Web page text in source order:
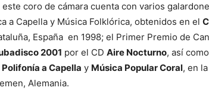
este coro de cámara cuenta con varios
a Capella y Música Folklórica, obtenidos en el
España en 1998; el Primer Premio de
2001 por el CD Aire Nocturno, así
Polifonía a Capella y Música Popular Coral, en la
Alemania.